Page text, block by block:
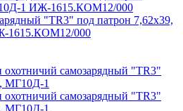
"TR3" под патрон 7,62х39,
1615.КОМ12/000